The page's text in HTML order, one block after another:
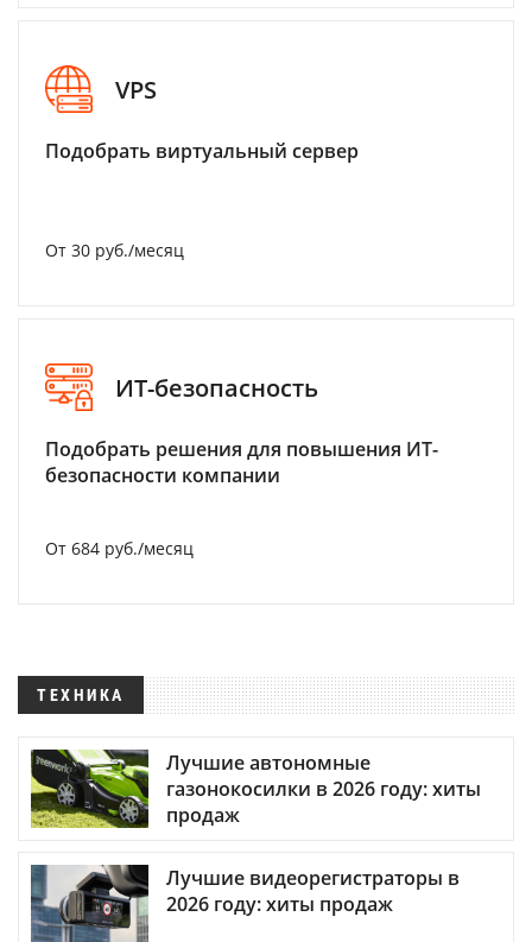
VPS
Подобрать виртуальный сервер
От 30 руб./месяц
ИТ-безопасность
Подобрать решения для повышения ИТ-
безопасности компании
От 684 руб./месяц
ТЕХНИКА
Лучшие автономные
газонокосилки в 2026 году: хиты
продаж
Лучшие видеорегистраторы в
2026 году: хиты продаж